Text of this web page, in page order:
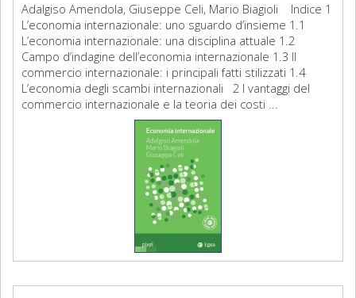
Adalgiso Amendola, Giuseppe Celi, Mario Biagioli Indice 1
L’economia internazionale: uno sguardo d’insieme 1.1
L’economia internazionale: una disciplina attuale 1.2
Campo d’indagine dell’economia internazionale 1.3 Il
commercio internazionale: i principali fatti stilizzati 1.4
L’economia degli scambi internazionali 2 I vantaggi del
commercio internazionale e la teoria dei costi ...